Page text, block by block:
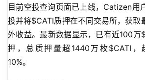
目前空投查询页面已上线，Catizen用
投并将$CATI质押在不同交易所，获取
外收益。最新数据显示，已有近100万
押，总质押量超1440万枚$CATI，
10%。